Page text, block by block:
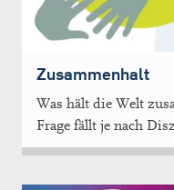
Zusammenhalt
Was hält die Welt
Frage fällt je nach